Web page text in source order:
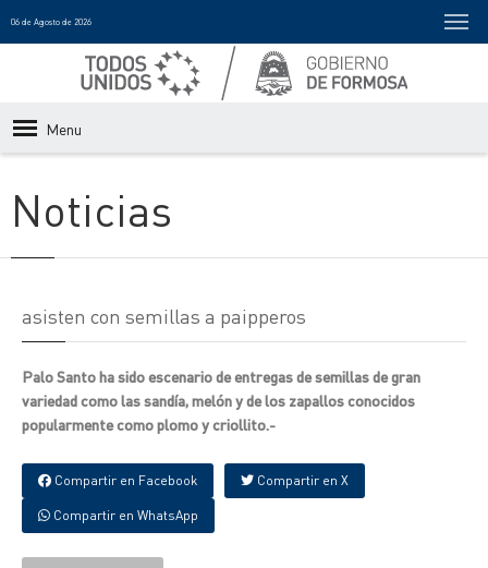
06 de Agosto de 2026
Menu
Noticias
asisten con semillas a paipperos
Palo Santo ha sido escenario de entregas de semillas de gran
variedad como las sandía, melón y de los zapallos conocidos
popularmente como plomo y criollito.-
Compartir en Facebook Compartir en X
Compartir en WhatsApp